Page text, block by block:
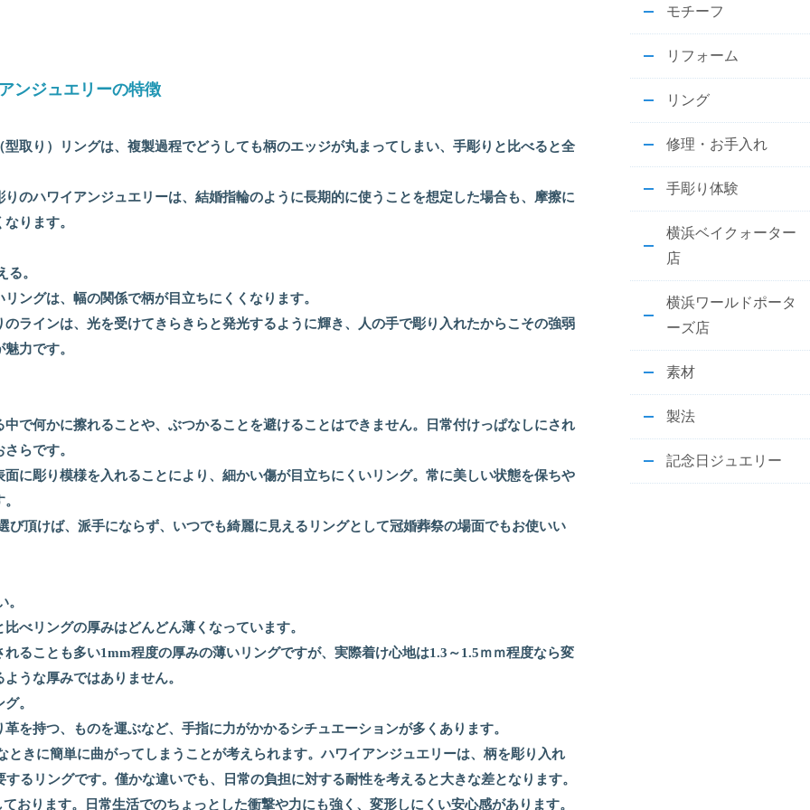
ンジュエリーの特徴
取り）リングは、複製過程でどうしても柄のエッジが丸まってしまい、手彫りと比べると全
のハワイアンジュエリーは、結婚指輪のように長期的に使うことを想定した場合も、摩擦に
ります。
。
ングは、幅の関係で柄が目立ちにくくなります。
ラインは、光を受けてきらきらと発光するように輝き、人の手で彫り入れたからこその強弱
力です。
で何かに擦れることや、ぶつかることを避けることはできません。日常付けっぱなしにされ
らです。
に彫り模様を入れることにより、細かい傷が目立ちにくいリング。常に美しい状態を保ちや
び頂けば、派手にならず、いつでも綺麗に見えるリングとして冠婚葬祭の場面でもお使いい
べリングの厚みはどんどん薄くなっています。
ることも多い1mm程度の厚みの薄いリングですが、実際着け心地は1.3～1.5ｍｍ程度なら変
うな厚みではありません。
。
を持つ、ものを運ぶなど、手指に力がかかるシチュエーションが多くあります。
ときに簡単に曲がってしまうことが考えられます。ハワイアンジュエリーは、柄を彫り入れ
るリングです。僅かな違いでも、日常の負担に対する耐性を考えると大きな差となります。
おります。日常生活でのちょっとした衝撃や力にも強く、変形しにくい安心感があります。
モチーフ
リフォーム
リング
修理・お手入れ
手彫り体験
横浜ベイクォーター
店
横浜ワールドポータ
ーズ店
素材
製法
記念日ジュエリー